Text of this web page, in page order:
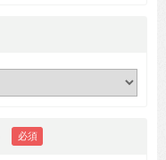
必須